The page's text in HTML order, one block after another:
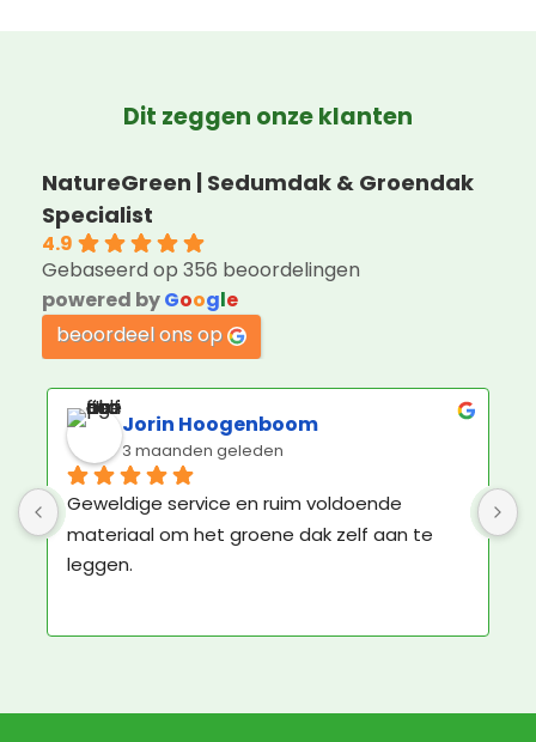
Dit zeggen onze klanten
NatureGreen | Sedumdak & Groendak
Specialist
4.9
Gebaseerd op 356 beoordelingen
powered byGoogle
beoordeel ons op
Jorin Hoogenboom
3 maanden geleden
Geweldige service en ruim voldoende
materiaal om het groene dak zelf aan te
leggen.